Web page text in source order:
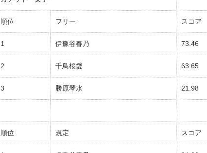
順位 フリー スコア
1 伊豫谷春乃 73.46
2 千鳥桜愛 63.65
3 勝原琴水 21.98
順位 規定 スコア